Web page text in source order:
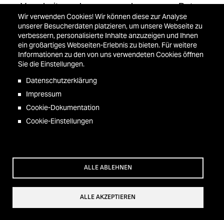
zur Verarbeitung der personenbezogenen Daten zu
widerrufen. Haben Sie per E-Mail Kontakt mit uns
aufgenommen, so können Sie der Speicherung
Ihrer personenbezogenen Daten jederzeit
widersprechen. In einem solchen Fall kann die
Widerruf kann durch Übersenden einer E-Mail oder
durch telefonische oder postalische
Kontaktaufnahme mit uns erfolgen.
diesem Fall gelöscht.
F. Rechte der betroffenen Person
Wir verwenden Cookies! Wir können diese zur Analyse
unserer Besucherdaten platzieren, um unsere Webseite zu
verbessern, personalisierte Inhalte anzuzeigen und Ihnen
ein großartiges Webseiten-Erlebnis zu bieten. Für weitere
Informationen zu den von uns verwendeten Cookies öffnen
Sie die Einstellungen.
Datenschutzerklärung
Impressum
Cookie-Dokumentation
Cookie-Einstellungen
ALLE ABLEHNEN
ALLE AKZEPTIEREN